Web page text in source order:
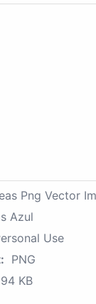
Png Vector
Azul
Use
PNG
94 KB